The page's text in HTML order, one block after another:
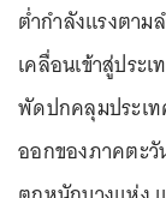
ต่ำกำลังแรงตา
เคลื่อนเข้าสู่ประ
พัดปกคลุมประเ
ออกของภาคตะ